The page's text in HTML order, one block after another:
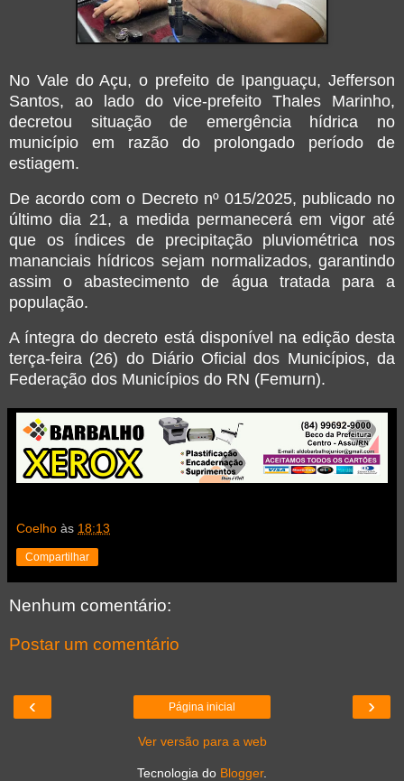
No Vale do Açu, o prefeito de Ipanguaçu, Jefferson
Santos, ao lado do vice-prefeito Thales Marinho,
decretou situação de emergência hídrica no
município em razão do prolongado período de
estiagem.
De acordo com o Decreto nº 015/2025, publicado no
último dia 21, a medida permanecerá em vigor até
que os índices de precipitação pluviométrica nos
mananciais hídricos sejam normalizados, garantindo
assim o abastecimento de água tratada para a
população.
A íntegra do decreto está disponível na edição desta
terça-feira (26) do Diário Oficial dos Municípios, da
Federação dos Municípios do RN (Femurn).
Coelho às 18:13
Compartilhar
Nenhum comentário:
Postar um comentário
‹ ›
Página inicial
Ver versão para a web
Tecnologia do Blogger.